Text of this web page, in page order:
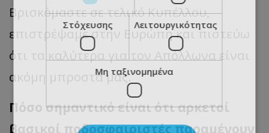
Βρισκόμαστε σε τελικό Κυπέλλου,
επιστρέψαμε στην Ευρώπη και πιστεύω
ότι τα καλύτερα για τον Απόλλωνα είναι
ακόμη μπροστά μας.
Πόσο σημαντικό είναι ότι αρκετοί
βασικοί ποδοσφαιριστές παραμένουν
Στόχευσης Λειτουργικότητας
Μη ταξινομημένα